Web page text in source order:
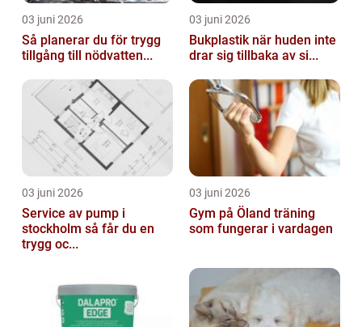
03 juni 2026
Så planerar du för trygg
tillgång till nödvatten...
03 juni 2026
Bukplastik när huden inte
drar sig tillbaka av si...
03 juni 2026
Service av pump i
stockholm så får du en
trygg oc...
03 juni 2026
Gym på Öland träning
som fungerar i vardagen